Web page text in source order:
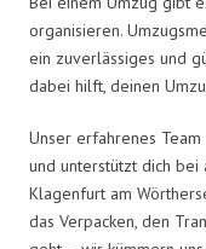
organisieren.
ein zuverlässiges und
dabei hilft, deinen
Unser erfahrenes
und unterstützt dich bei
Klagenfurt am
das Verpacken, den